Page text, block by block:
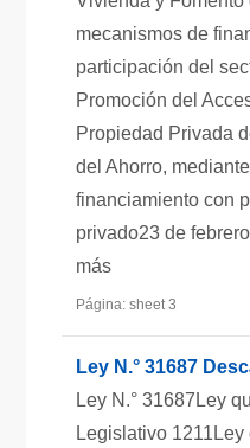
mecanismos de
participación del
Promoción del
Propiedad Privada
del Ahorro,
financiamiento con
privado23 de
más
Página: sheet 3
Ley N.° 31687
Ley N.° 31687Ley
Legislativo